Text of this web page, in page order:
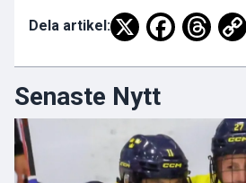
Dela artikel:
Senaste Nytt